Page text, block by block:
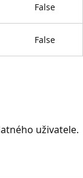
False
False
uživatele.